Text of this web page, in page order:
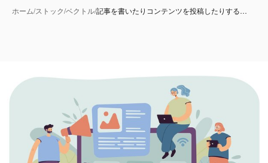
ホーム/ストック/ベクトル/記事を書いたりコンテンツを投稿したりする…